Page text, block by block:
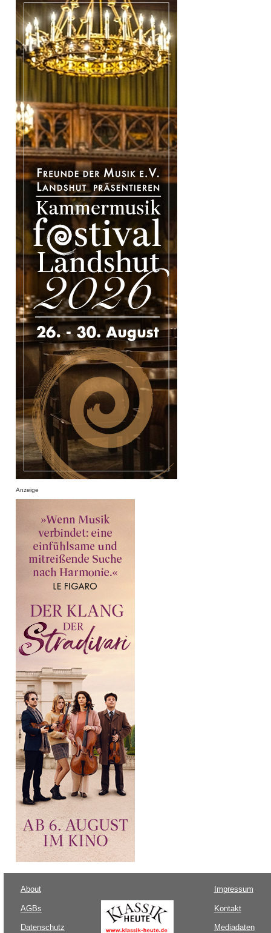
Anzeige
About
AGBs
Datenschutz
Impressum
Kontakt
Mediadaten